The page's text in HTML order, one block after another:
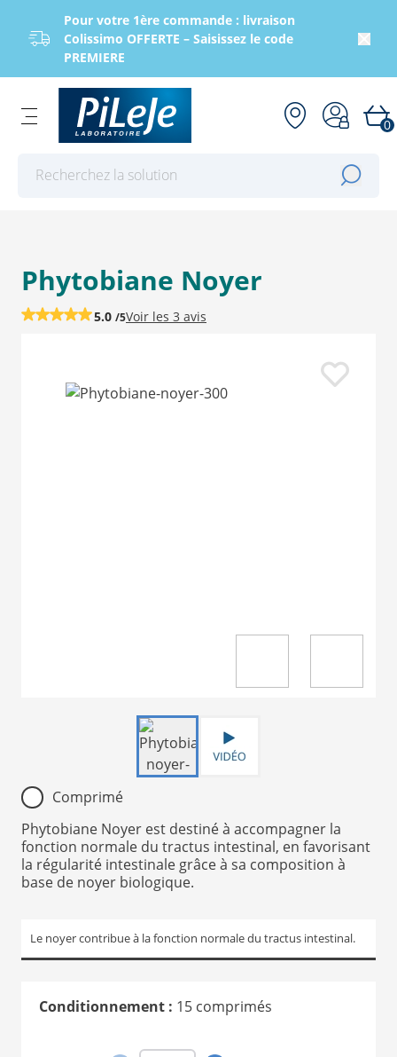
Pour votre 1ère commande : livraison
Colissimo OFFERTE – Saisissez le code
PREMIERE
0
Phytobiane Noyer
5.0 /5Voir les 3 avis
Comprimé
Phytobiane Noyer est destiné à accompagner la
fonction normale du tractus intestinal, en favorisant
la régularité intestinale grâce à sa composition à
base de noyer biologique.
Le noyer contribue à la fonction normale du tractus intestinal.
Conditionnement : 15 comprimés